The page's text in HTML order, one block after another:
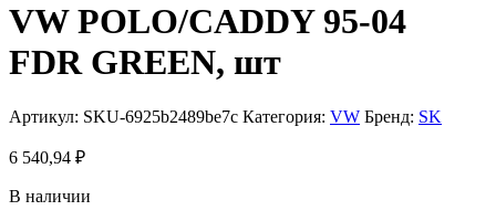
VW POLO/CADDY 95-04
FDR GREEN, шт
Артикул: SKU-6925b2489be7c Категория: VW Бренд: SK
6 540,94 ₽
В наличии